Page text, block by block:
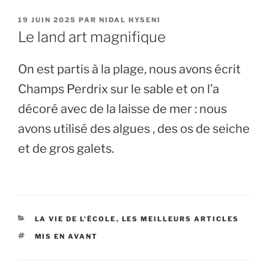
PUBLIÉ
LE
19 JUIN 2025 PAR NIDAL HYSENI
Le land art magnifique
On est partis à la plage, nous avons écrit
Champs Perdrix sur le sable et on l’a
décoré avec de la laisse de mer : nous
avons utilisé des algues , des os de seiche
et de gros galets.
CATÉGORIES
LA VIE DE L'ÉCOLE , LES MEILLEURS ARTICLES
ÉTIQUETTES
MIS EN AVANT